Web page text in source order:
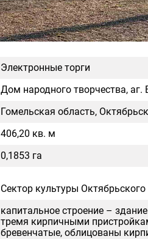
Электронные торги
Дом народного творчества, аг.
Гомельская область,
406,20 кв. м
0,1853 га
Сектор культуры
капитальное строение –
тремя кирпичными
бревенчатые, облицованы